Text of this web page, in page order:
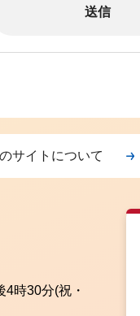
サイトについて
4時30分(祝・